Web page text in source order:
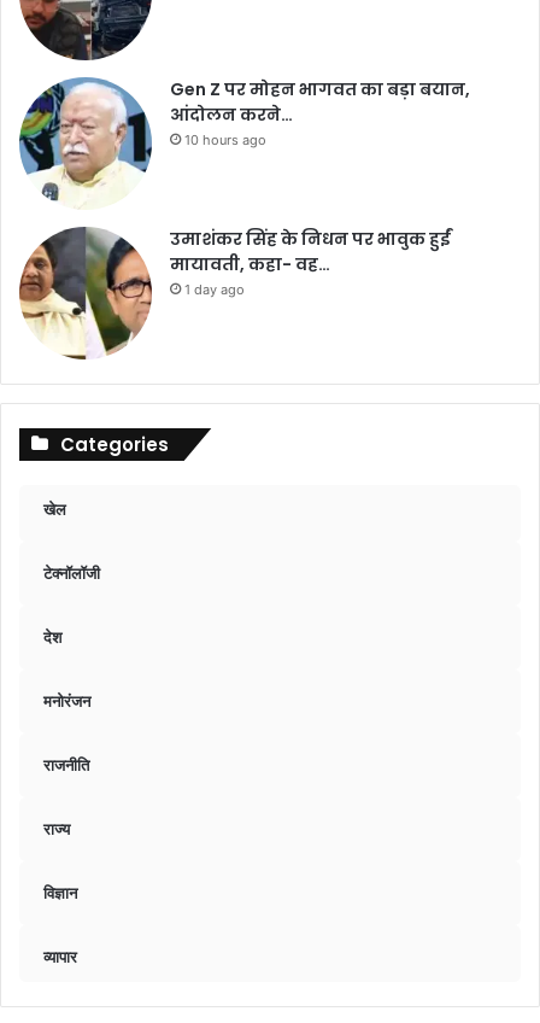
Gen Z पर मोहन भागवत का बड़ा बयान,
आंदोलन करने…
10 hours ago
उमाशंकर सिंह के निधन पर भावुक हुईं
मायावती, कहा- वह…
1 day ago
Categories
खेल
टेक्नॉलॉजी
देश
मनोरंजन
राजनीति
राज्य
विज्ञान
व्यापार